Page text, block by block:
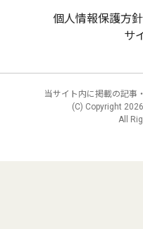
個人情報保護方針
サ
当サイト内に掲載の記事
(C) Copyright
All